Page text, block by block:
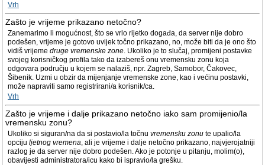
Vrh
Zašto je vrijeme prikazano netočno?
Zanemarimo li mogućnost, što se vrlo rijetko događa, da server nije dobro
podešen, vrijeme je gotovo uvijek točno prikazano, no, može biti da je ono što
vidiš vrijeme druge vremenske zone. Ukoliko je to slučaj, promijeni postavke
svojeg korisničkog profila tako da izabereš onu vremensku zonu koja
odgovara području u kojem se nalaziš, npr. Zagreb, Samobor, Čakovec,
Šibenik. Uzmi u obzir da mijenjanje vremenske zone, kao i većinu postavki,
može napraviti samo registrirani/a korisnik/ca.
Vrh
Zašto je vrijeme i dalje prikazano netočno iako sam promijenio/la
vremensku zonu?
Ukoliko si siguran/na da si postavio/la točnu vremensku zonu te upalio/la
opciju ljetnog vremena, ali je vrijeme i dalje netočno prikazano, najvjerojatniji
razlog je da server nije dobro podešen. Ako je potonje u pitanju, molim(o),
obavijesti administratora/icu kako bi ispravio/la grešku.